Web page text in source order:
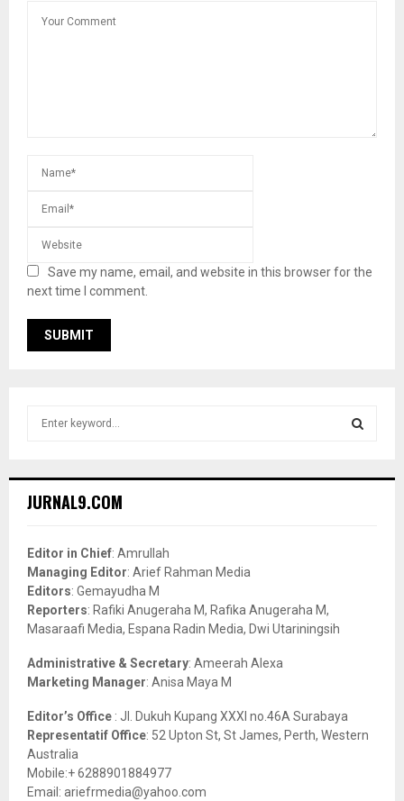
Save my name, email, and website in this browser for the
next time I comment.
h
o
r
:
JURNAL9.COM
Editor in Chief: Amrullah
Managing Editor: Arief Rahman Media
Editors: Gemayudha M
Reporters: Rafiki Anugeraha M, Rafika Anugeraha M,
Masaraafi Media, Espana Radin Media, Dwi Utariningsih
Administrative & Secretary: Ameerah Alexa
Marketing Manager: Anisa Maya M
Editor’s Office : Jl. Dukuh Kupang XXXI no.46A Surabaya
Representatif Office: 52 Upton St, St James, Perth, Western
Australia
Mobile:+ 6288901884977
Email: ariefrmedia@yahoo.com